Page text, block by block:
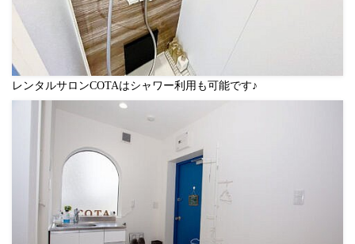
レンタルサロンCOTAはシャワー利用も可能です♪